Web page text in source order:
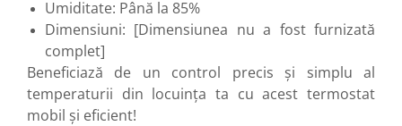
Umiditate: Până la 85%
Dimensiuni: [Dimensiunea nu a fost furnizată
complet]
Beneficiază de un control precis și simplu al
temperaturii din locuința ta cu acest termostat
mobil și eficient!